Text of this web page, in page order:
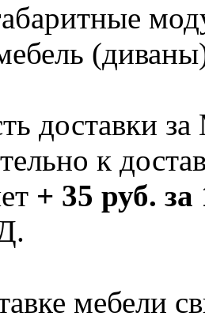
доставки
к
+ 35 руб.
мебели